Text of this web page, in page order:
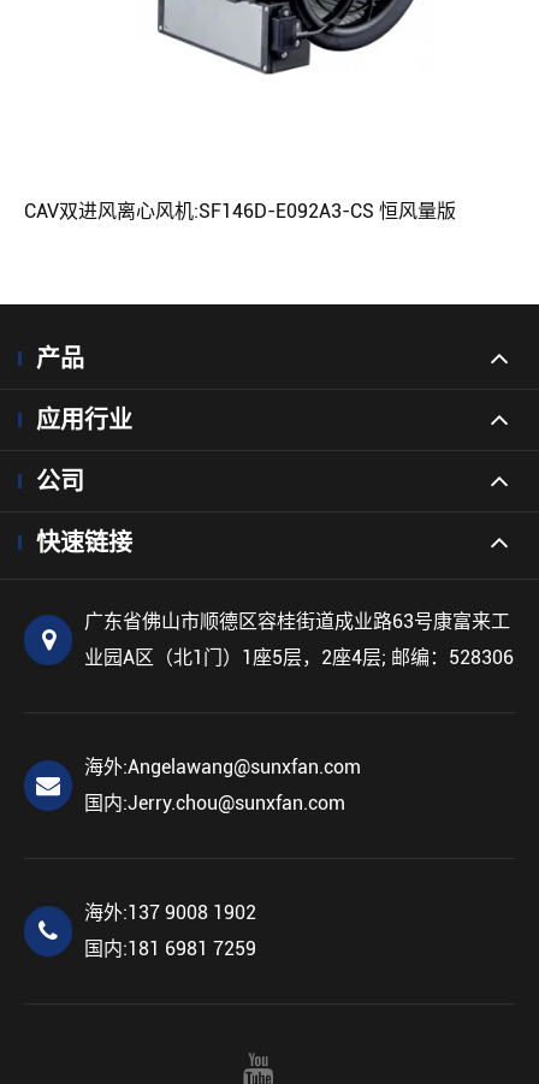
CAV双进风离心风机:SF146D-E092A3-CS 恒风量版
产品
应用行业
公司
快速链接
广东省佛山市顺德区容桂街道成业路63号康富来工
业园A区（北1门）1座5层，2座4层; 邮编：528306
海外:Angelawang@sunxfan.com
国内:Jerry.chou@sunxfan.com
海外:137 9008 1902
国内:181 6981 7259